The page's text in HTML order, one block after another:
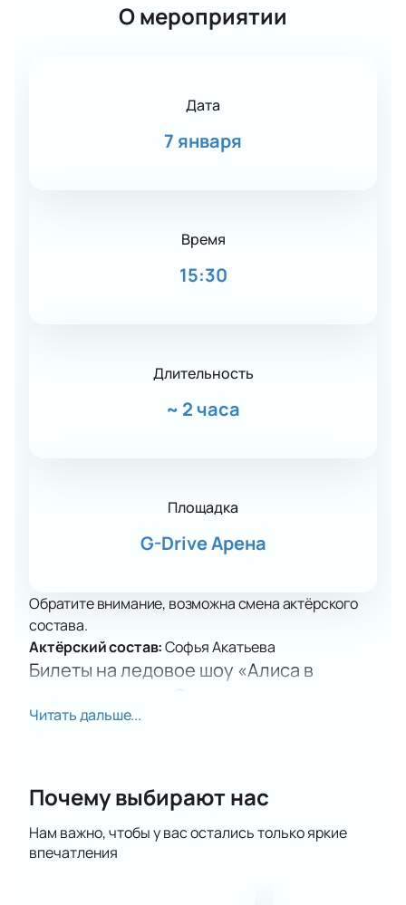
О мероприятии
Дата
7 января
Время
15:30
Длительность
~ 2 часа
Площадка
G-Drive Арена
Обратите внимание, возможна смена актёрского
состава.
Актёрский состав:Софья Акатьева
Билеты на ледовое шоу «Алиса в
Билеты на ледовое шоу «Алиса в стране чудес»
Кэррола и переносит гостей в загадочную страну
фантазии. На льду развернется красочная история
путешествия Алисы с необычными встречами и
удивительными событиями. Зрители увидят
Читать дальше...
Почему выбирают нас
Нам важно, чтобы у вас остались только яркие
впечатления